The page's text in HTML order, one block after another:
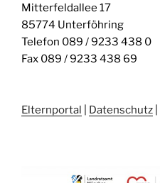
Mitterfeldallee 17
85774 Unterföhring
Telefon 089 / 9233 438 0
Fax 089 / 9233 438 69
Elternportal Datenschutz